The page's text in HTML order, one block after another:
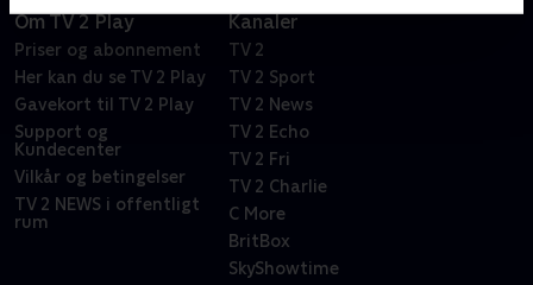
Om TV 2 Play
Priser og abonnement
Her kan du se TV 2 Play
Gavekort til TV 2 Play
Support og
Kundecenter
Vilkår og betingelser
TV 2 NEWS i offentligt
rum
Kanaler
TV 2
TV 2 Sport
TV 2 News
TV 2 Echo
TV 2 Fri
TV 2 Charlie
C More
BritBox
SkyShowtime